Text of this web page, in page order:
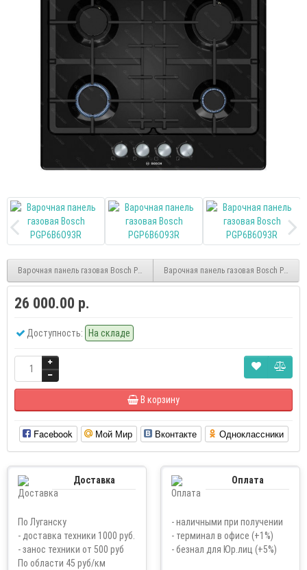
Варочная панель газовая Bosch PGP6B5O92RВарочная панель газовая Bosch
26 000.00 р.
Доступность: На складе
В корзину
Facebook Мой Мир Вконтакте Одноклассники
Доставка
По Луганску
- доставка техники 1000 руб.
- занос техники от 500 руб
По области 45 руб/км
Оплата
- наличными при получении
- терминал в офисе (+1%)
- безнал для Юр.лиц (+5%)